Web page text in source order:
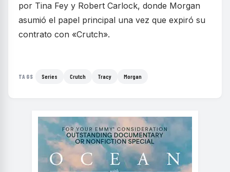
por Tina Fey y Robert Carlock, donde Morgan
asumió el papel principal una vez que expiró su
contrato con «Crutch».
TAGS Series Crutch Tracy Morgan